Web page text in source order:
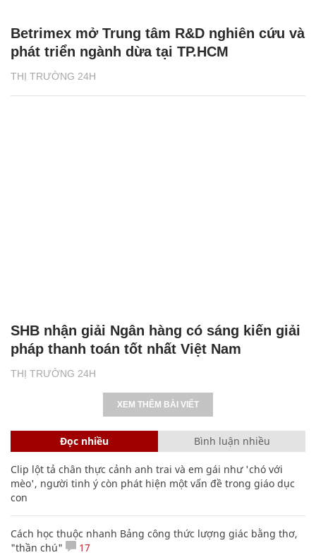
THỊ TRƯỜNG 24H
Betrimex mở Trung tâm R&D nghiên cứu và
phát triển ngành dừa tại TP.HCM
THỊ TRƯỜNG 24H
SHB nhận giải Ngân hàng có sáng kiến giải
pháp thanh toán tốt nhất Việt Nam
XEM THÊM BÀI VIẾT
Đọc nhiều Bình luận nhiều
Clip lột tả chân thực cảnh anh trai và em gái như 'chó với
mèo', người tinh ý còn phát hiện một vấn đề trong giáo dục
con
Cách học thuộc nhanh Bảng công thức lượng giác bằng thơ,
"thần chú"
17